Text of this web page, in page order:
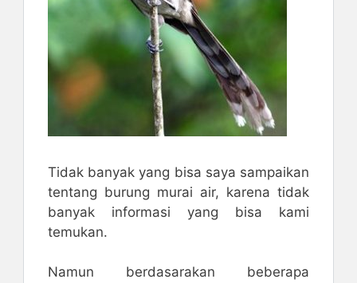
Tidak banyak yang bisa saya sampaikan
tentang burung murai air, karena tidak
banyak informasi yang bisa kami
temukan.
Namun berdasarakan beberapa